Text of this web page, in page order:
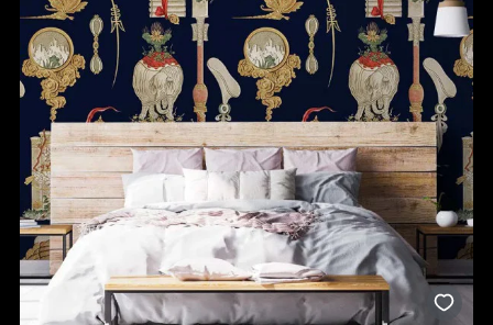
care te vei bucura în fiecare zi. Un simplu tapet în dormitor
poate face diferența, așa că poți miza pe imprimeuri discrete,
în nuanțe neutre, dacă îți dorești un spațiu calm, relaxant, sau
poți opta pentru modele spectaculoase, dacă vrei să transformi
complet încăperea. Tu decizi!
Alege tapetul premium VLAdiLA
pentru un dormitor cu design
elegant
Orice tapet de dormitor pe care îl găsești la noi este proiectat
să reziste în timp, iar culorile și formele își păstrează
intensitatea, chiar și după mulți ani de utilizare. Pentru tine,
acest lucru înseamnă o investiție sigură și un decor care nu se
demodează. Mai mult, acum ai ocazia de a alege textura